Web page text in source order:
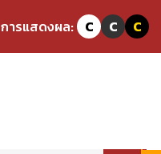
การแสดงผล: C C C